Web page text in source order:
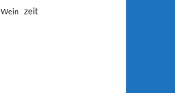
Wein zeit